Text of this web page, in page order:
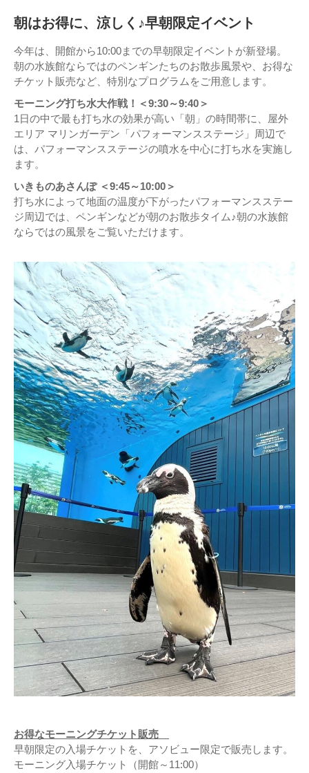
朝はお得に、涼しく♪早朝限定イベント
今年は、開館から10:00までの早朝限定イベントが新登場。
朝の水族館ならではのペンギンたちのお散歩風景や、お得な
チケット販売など、特別なプログラムをご用意します。
モーニング打ち水大作戦！＜9:30～9:40＞
1日の中で最も打ち水の効果が高い「朝」の時間帯に、屋外
エリア マリンガーデン「パフォーマンスステージ」周辺で
は、パフォーマンスステージの噴水を中心に打ち水を実施し
ます。
いきものあさんぽ ＜9:45～10:00＞
打ち水によって地面の温度が下がったパフォーマンスステー
ジ周辺では、ペンギンなどが朝のお散歩タイム♪朝の水族館
ならではの風景をご覧いただけます。
お得なモーニングチケット販売
早朝限定の入場チケットを、アソビュー限定で販売します。
モーニング入場チケット（開館～11:00）